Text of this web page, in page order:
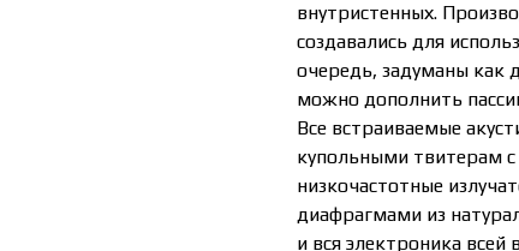
внутристенных.
создавались для
очередь, задуманы как
можно дополнить
Все встраиваемые
купольными твитерам с
низкочастотные
диафрагмами из
и вся электроника всей